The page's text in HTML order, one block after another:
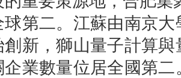
球第二。江蘇由南京
創新，獅山量子計算
企業數量位居全國第